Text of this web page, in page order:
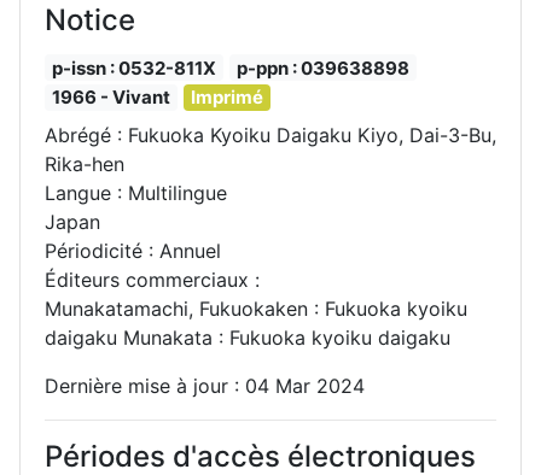
Notice
p-issn : 0532-811X
p-ppn : 039638898
1966 - Vivant
Imprimé
Abrégé : Fukuoka Kyoiku Daigaku Kiyo, Dai-3-Bu,
Rika-hen
Langue : Multilingue
Japan
Périodicité : Annuel
Éditeurs commerciaux :
Munakatamachi, Fukuokaken : Fukuoka kyoiku
daigaku Munakata : Fukuoka kyoiku daigaku
Dernière mise à jour : 04 Mar 2024
Périodes d'accès électroniques